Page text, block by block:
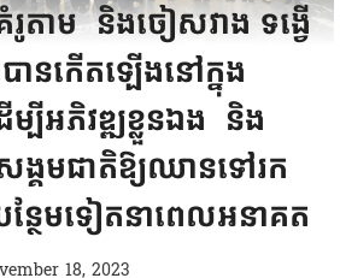
តាម និងចៀសវាង ទង្វើ
នកើតឡើងនៅក្នុង
ម្បីអភិវឌ្ឍខ្លួនឯង និង
ង្គមជាតិឱ្យឈានទៅរក
ន្ថែមទៀតនាពេលអនាគត
18, 2023